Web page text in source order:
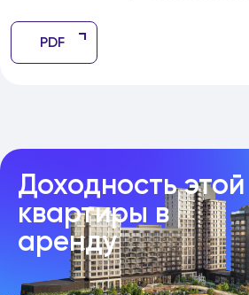
PDF
Доходность этой
квартиры в
аренду